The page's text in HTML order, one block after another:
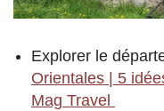
Explorer le
Orientales | 5
Mag Travel